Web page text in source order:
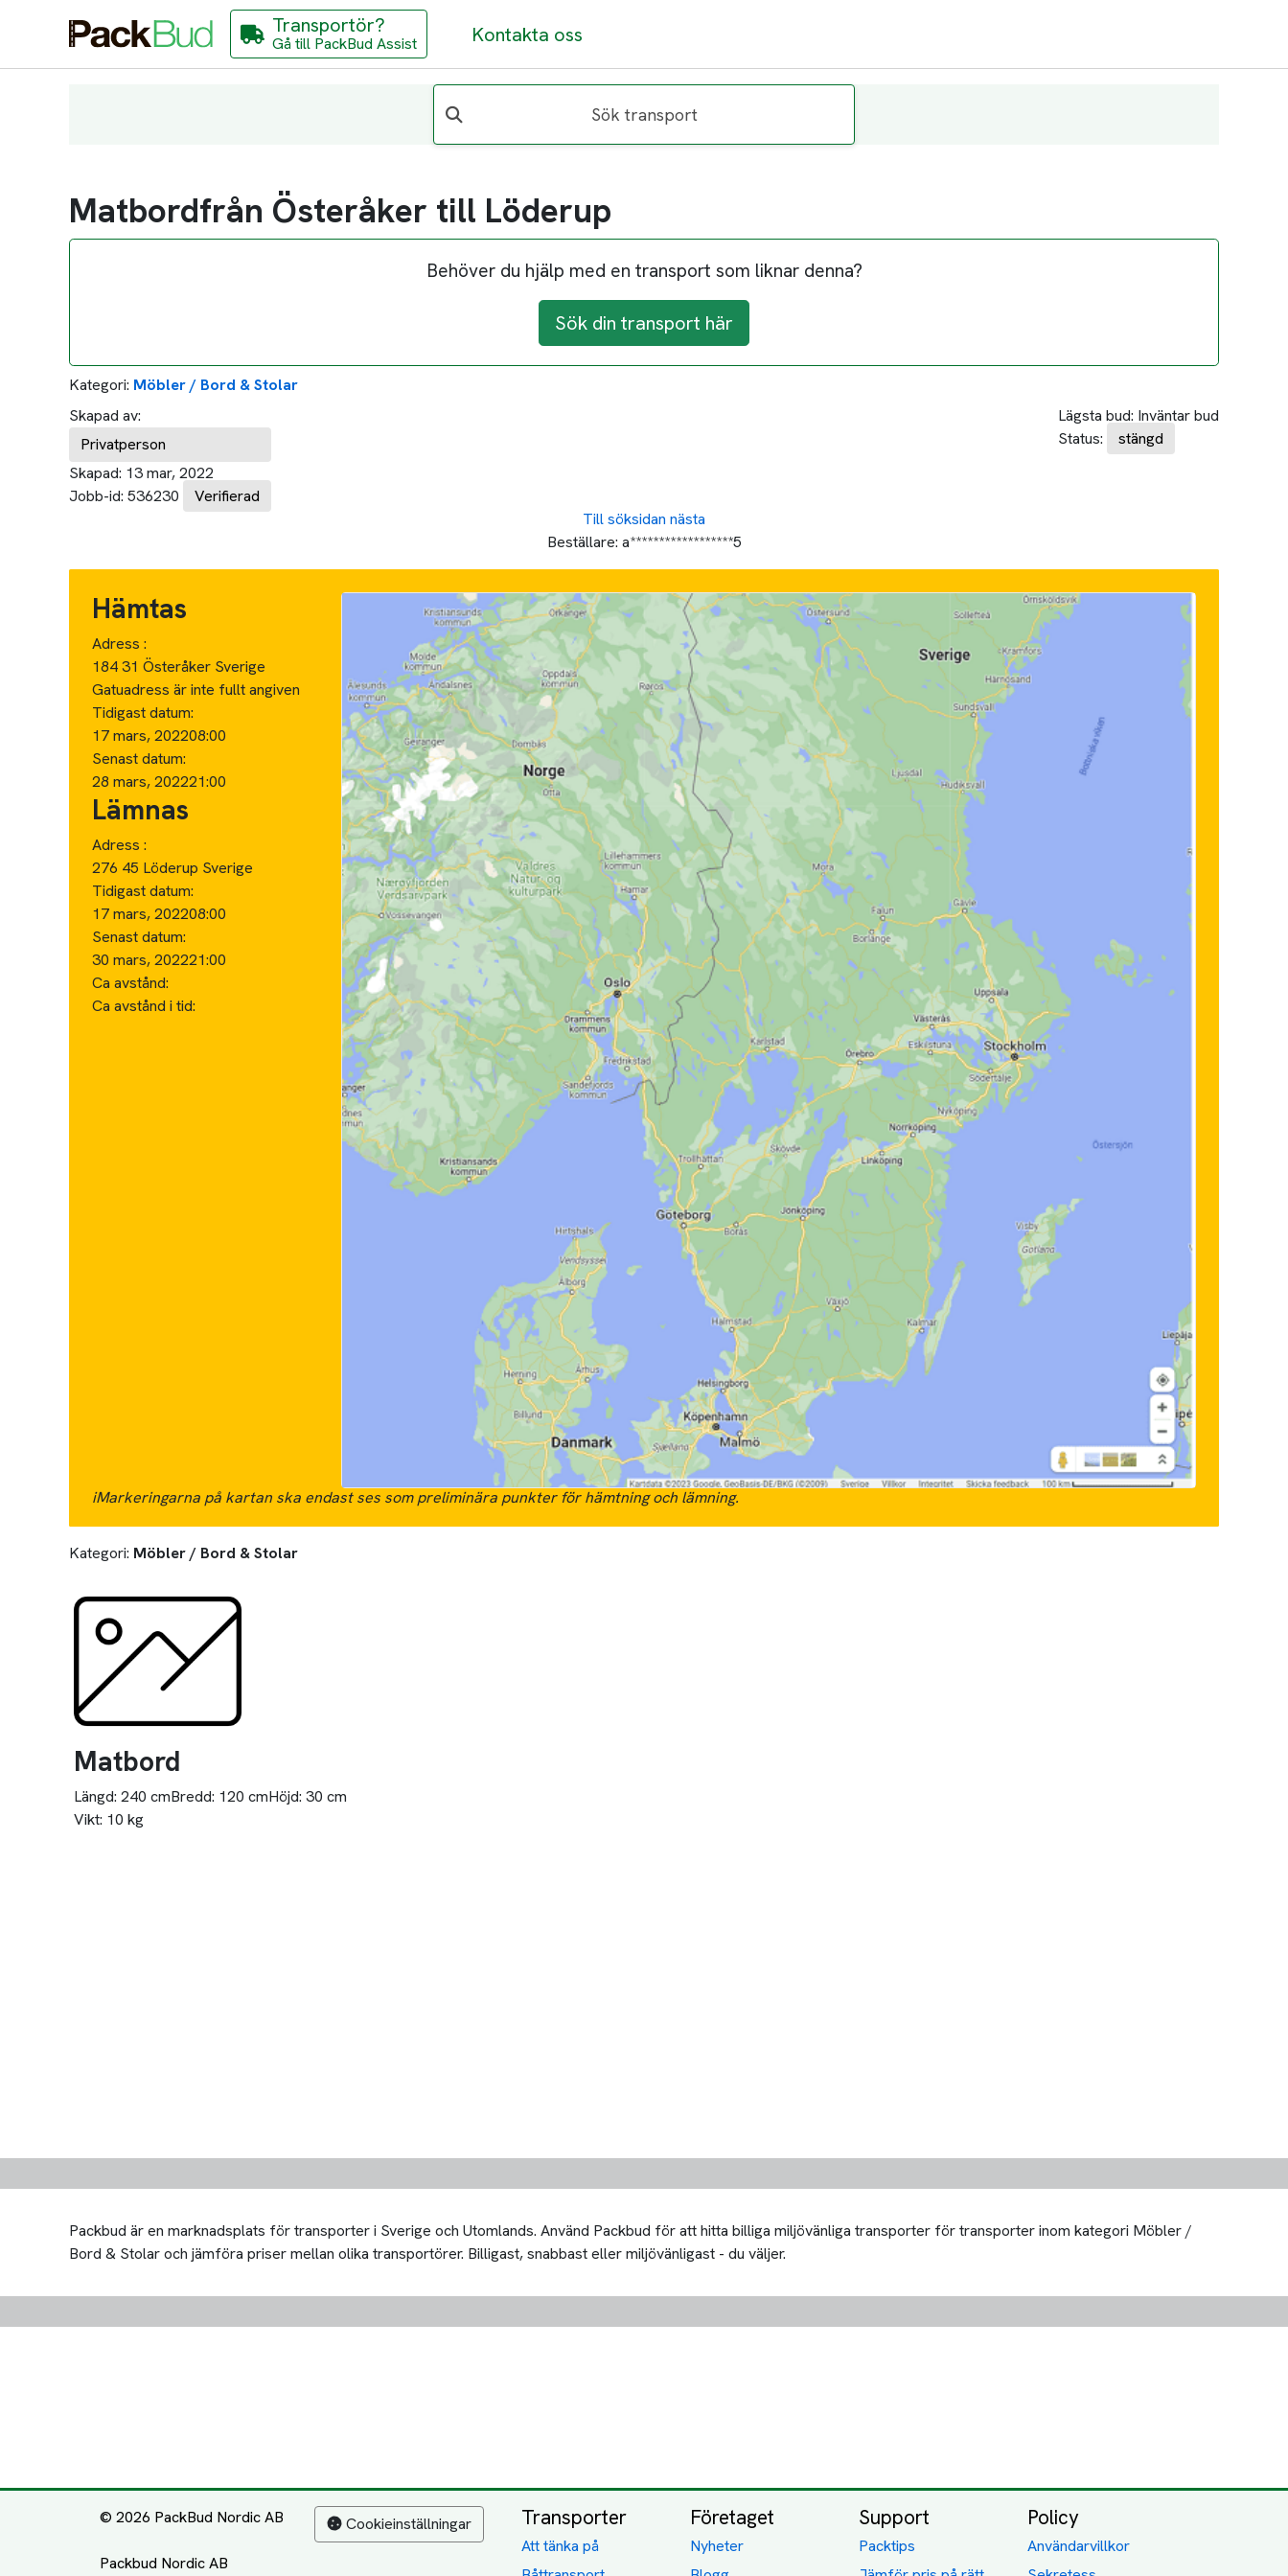
Transportör?
Gå till PackBud Assist Kontakta oss
Sök transport
Matbordfrån Österåker till Löderup
Behöver du hjälp med en transport som liknar denna?
Sök din transport här
Kategori: Möbler / Bord & Stolar
Skapad av:
Privatperson
Skapad: 13 mar, 2022
Jobb-id: 536230 Verifierad
Lägsta bud: Inväntar bud
Status:
stängd
Till söksidan nästa
Beställare: a******************5
Hämtas
Adress :
184 31 Österåker Sverige
Gatuadress är inte fullt angiven
Tidigast datum:
17 mars, 202208:00
Senast datum:
28 mars, 202221:00
Lämnas
Adress :
276 45 Löderup Sverige
Tidigast datum:
17 mars, 202208:00
Senast datum:
30 mars, 202221:00
Ca avstånd:
Ca avstånd i tid:
iMarkeringarna på kartan ska endast ses som preliminära punkter för hämtning och lämning.
Kategori: Möbler / Bord & Stolar
Matbord
Längd: 240 cmBredd: 120 cmHöjd: 30 cm
Vikt: 10 kg
Packbud är en marknadsplats för transporter i Sverige och Utomlands. Använd Packbud för att hitta billiga miljövänliga transporter för transporter inom kategori Möbler /
Bord & Stolar och jämföra priser mellan olika transportörer. Billigast, snabbast eller miljövänligast - du väljer.
© 2026 PackBud Nordic AB
Packbud Nordic AB
Cookieinställningar Transporter
Att tänka på
Företaget
Nyheter
Support
Packtips
Policy
Användarvillkor